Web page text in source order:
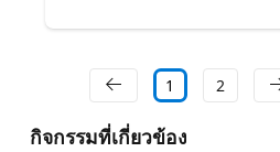
1 2
กิจกรรมที่เกี่ยวข้อง